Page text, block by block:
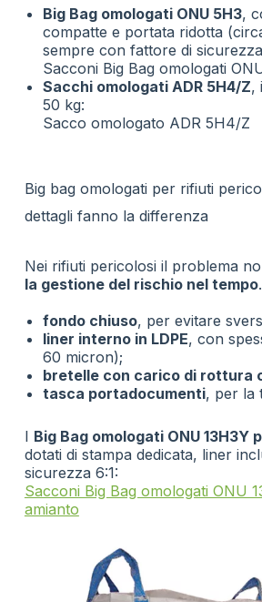
Big Bag omologati ONU 5H3,
compatte e portata ridotta
sempre con fattore di
Sacconi Big Bag omologati
Sacchi omologati ADR 5H4/Z,
50 kg:
Sacco omologato ADR 5H4/Z
Big bag omologati per rifiuti
dettagli fanno la differenza
Nei rifiuti pericolosi il problema
la gestione del rischio nel tempo.
fondo chiuso, per evitare
liner interno in LDPE, con
60 micron);
bretelle con carico di rottura
tasca portadocumenti, per la
I Big Bag omologati ONU 13H3Y
dotati di stampa dedicata, liner
sicurezza 6:1:
Sacconi Big Bag omologati ONU
amianto